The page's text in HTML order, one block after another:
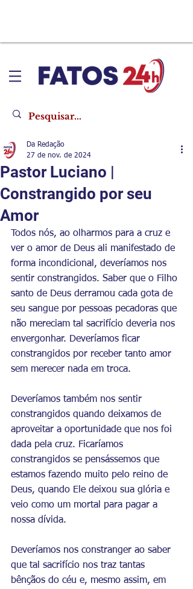
Pastor Luciano |
Constrangido por seu
Amor
Da Redação
27 de nov. de 2024
Todos nós, ao olharmos para a cruz e
ver o amor de Deus ali manifestado de
forma incondicional, deveríamos nos
sentir constrangidos. Saber que o Filho
santo de Deus derramou cada gota de
seu sangue por pessoas pecadoras que
não mereciam tal sacrifício deveria nos
envergonhar. Deveríamos ficar
constrangidos por receber tanto amor
sem merecer nada em troca.
Deveríamos também nos sentir
constrangidos quando deixamos de
aproveitar a oportunidade que nos foi
dada pela cruz. Ficaríamos
constrangidos se pensássemos que
estamos fazendo muito pelo reino de
Deus, quando Ele deixou sua glória e
veio como um mortal para pagar a
nossa dívida.
Deveríamos nos constranger ao saber
que tal sacrifício nos traz tantas
bênçãos do céu e, mesmo assim, em